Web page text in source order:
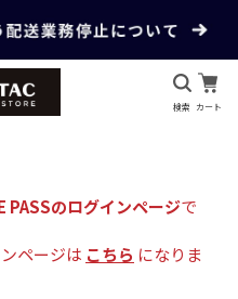
検索 カート
PASSのログインページで
ページは こちら になりま